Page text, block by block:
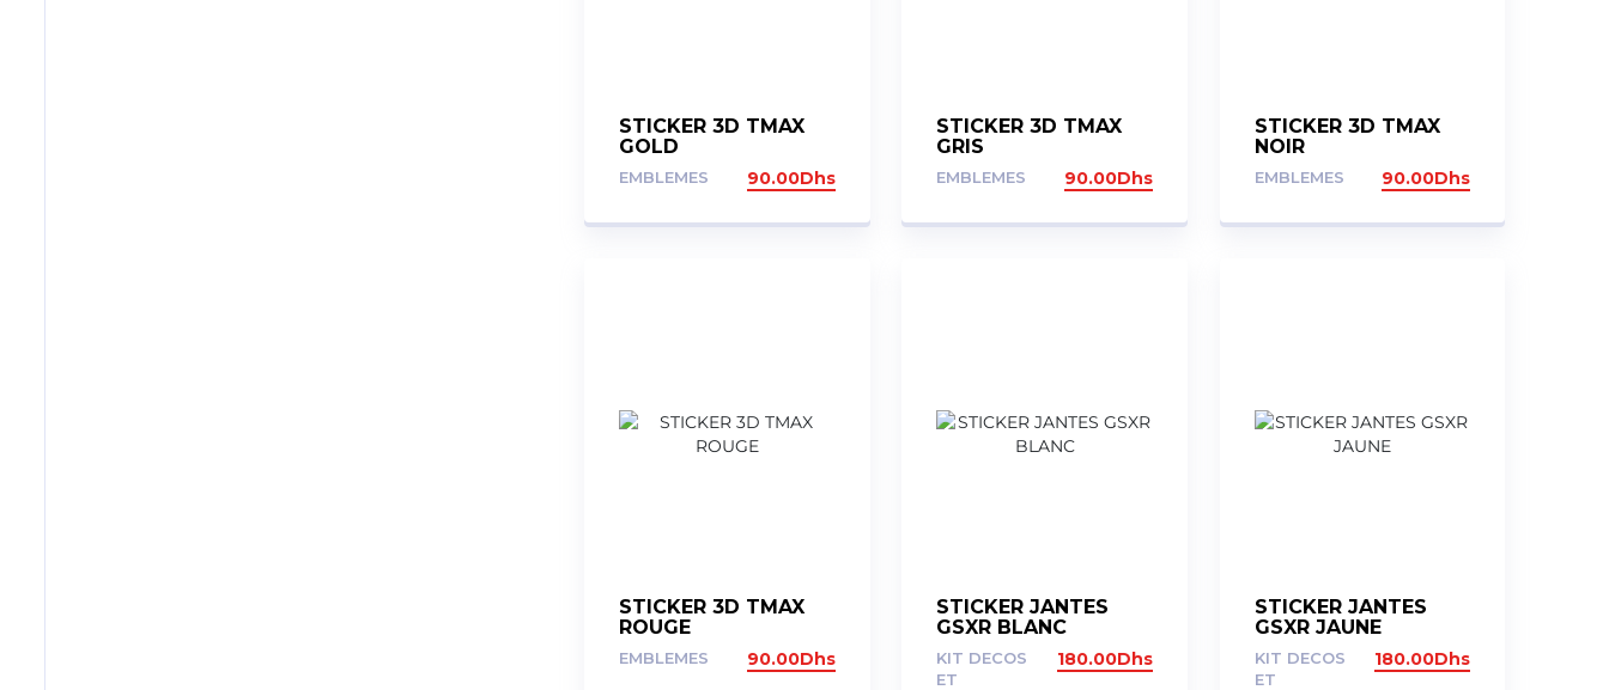
STICKER 3D TMAX
GOLD
EMBLEMES 90.00Dhs
STICKER 3D TMAX
GRIS
EMBLEMES 90.00Dhs
STICKER 3D TMAX
NOIR
EMBLEMES 90.00Dhs
STICKER 3D TMAX
ROUGE
EMBLEMES 90.00Dhs
STICKER JANTES
GSXR BLANC
KIT DECOS
ET
180.00Dhs
STICKER JANTES
GSXR JAUNE
KIT DECOS
ET
180.00Dhs